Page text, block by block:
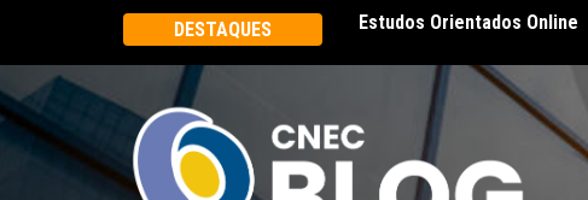
DESTAQUES
é reinaugurado e marca um novo
Estudos Orientados Online